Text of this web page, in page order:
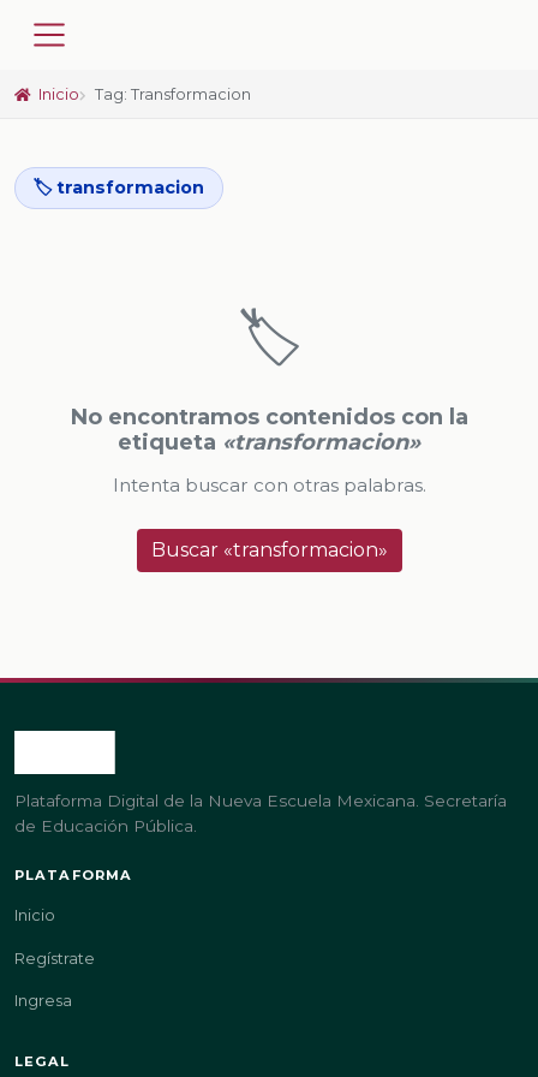
Inicio Tag: Transformacion
🏷️ transformacion
🏷️
No encontramos contenidos con la
etiqueta «transformacion»
Intenta buscar con otras palabras.
Buscar «transformacion»
Plataforma Digital de la Nueva Escuela Mexicana. Secretaría
de Educación Pública.
PLATAFORMA
Inicio
Regístrate
Ingresa
LEGAL